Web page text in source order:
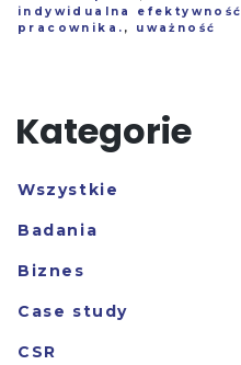
indywidualna efektywność
pracownika. , uważność
Kategorie
Wszystkie
Badania
Biznes
Case study
CSR